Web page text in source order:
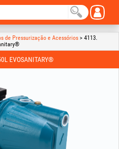
de Pressurização e Acessórios > 4113.
EVOSANITARY®